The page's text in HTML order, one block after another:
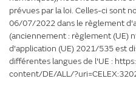
prévues par la loi. Celles-ci sont
06/07/2022 dans le règlement
(anciennement : règlement (UE)
d'application (UE) 2021/535 est
différentes langues de l'UE :
content/DE/ALL/